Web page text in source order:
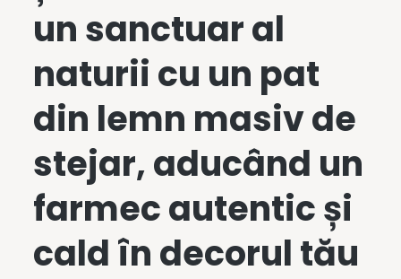
un sanctuar al
naturii cu un pat
din lemn masivde
stejar, aducând un
farmec autentic și
cald în decorul tău